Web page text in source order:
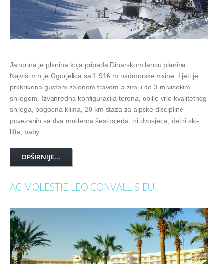
Jahorina je planina koja pripada Dinarskom lancu planina.
Najviši vrh je Ogorjelica sa 1.916 m nadmorske visine. Ljeti je
prekrivena gustom zelenom travom a zimi i do 3 m visokim
snijegom. Izvanredna konfiguracija terena, obilje vrlo kvalitetnog
snijega, pogodna klima, 20 km staza za alpske discipline
povezanih sa dva moderna šestosjeda, tri dvosjeda, četiri ski-
lifta, baby…
OPŠIRNIJE...
AC MOLESTIE LEO CONVALLIS EU.